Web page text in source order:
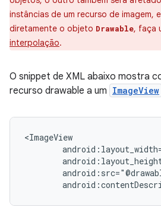
instâncias de um recurso de imagem,
diretamente o objeto Drawable, faça
interpolação.
O snippet de XML abaixo mostra
recurso drawable a um ImageView